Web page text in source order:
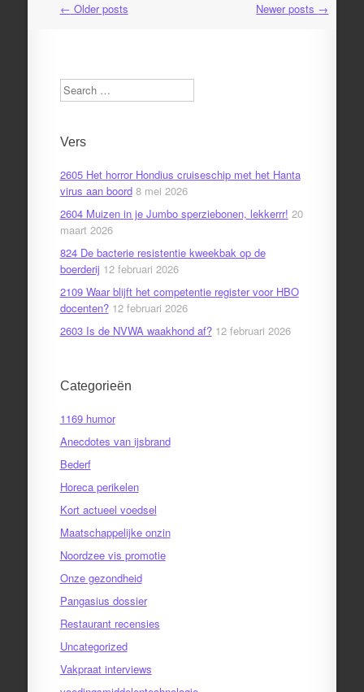
Post
← Older posts Newer posts →
Search
Vers
2605 Het horror Hondius cruiseschip met het Hanta
virus aan boord 8 mei 2026
2604 Muizen in je Jumbo sperziebonen, lekkerrr! 20
maart 2026
824 De bacterie resistentie kweekbak op de
boerderij 12 februari 2026
2109 Waar blijft het competentie register voor HBO
docenten? 12 februari 2026
2603 Is de NVWA waakhond af? 12 februari 2026
Categorieën
1169 humor
Anecdotes van ijsbrand
Bederf
Horeca perikelen
Kort actueel voedsel
Maatschappelijke onzin
Noordzee vis promotie
Onze gezondheid
Pangasius dossier
Restaurant recensies
Uncategorized
Vakpraat interviews